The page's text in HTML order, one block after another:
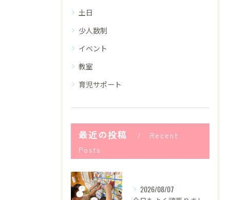
土日
少人数制
イベント
教室
育児サポート
最近の投稿
Recent
Posts
2026/08/07